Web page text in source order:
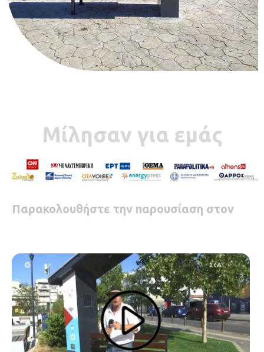
Μίλησαν για εμάς
Παρακολουθήστε την παρουσίαση στον